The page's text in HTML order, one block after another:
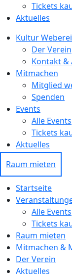
Tickets
Aktuelles
Kultur Weberei
Der Verein
Kontakt &
Mitmachen
Mitglied
Spenden
Events
Alle Events
Tickets
Aktuelles
Raum mieten
Startseite
Alle Events
Tickets
Raum mieten
Mitmachen &
Der Verein
Aktuelles